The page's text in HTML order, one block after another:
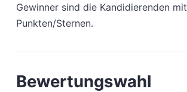
Gewinner sind die Kandidierenden
Punkten/Sternen.
Bewertungswahl